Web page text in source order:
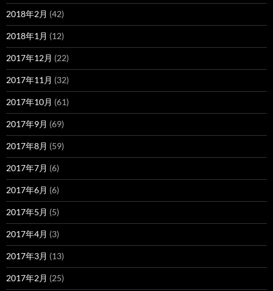
2018年2月 (42)
2018年1月 (12)
2017年12月 (22)
2017年11月 (32)
2017年10月 (61)
2017年9月 (69)
2017年8月 (59)
2017年7月 (6)
2017年6月 (6)
2017年5月 (5)
2017年4月 (3)
2017年3月 (13)
2017年2月 (25)